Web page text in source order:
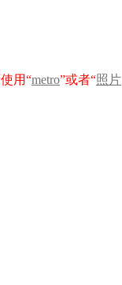
用“metro”或者“照片